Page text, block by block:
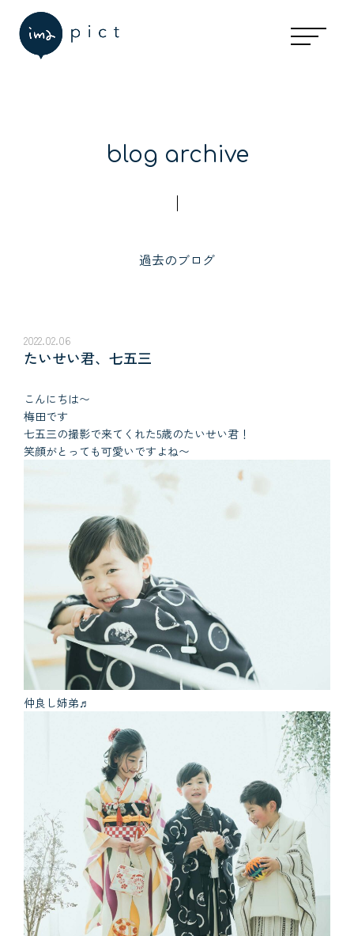
blog archive
過去のブログ
2022.02.06
たいせい君、七五三
こんにちは〜
梅田です
七五三の撮影で来てくれた5歳のたいせい君！
笑顔がとっても可愛いですよね〜
仲良し姉弟♬